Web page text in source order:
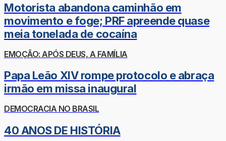
Motorista abandona caminhão em
movimento e foge; PRF apreende quase
meia tonelada de cocaína
EMOÇÃO: APÓS DEUS, A FAMÍLIA
Papa Leão XIV rompe protocolo e abraça
irmão em missa inaugural
DEMOCRACIA NO BRASIL
40 ANOS DE HISTÓRIA